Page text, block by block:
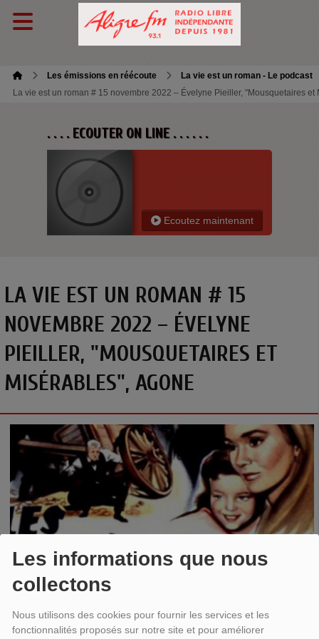
Les informations que nous
collectons
Nous utilisons des cookies pour fournir les services et les
fonctionnalités proposés sur notre site et pour améliorer
Les émissions en réécoute
La vie est un roman - Le podcast
La vie est un roman # 15 novembre 2022 – Évelyne Pieiller, "Mousquetaires et
. . . . ECOUTER ON LINE . . . . . .
Ecoutez maintenant
LA VIE EST UN ROMAN # 15
NOVEMBRE 2022 – ÉVELYNE
PIEILLER, "MOUSQUETAIRES ET
MISÉRABLES", AGONE
Évelyne Pieiller, Mousquetaires et Misérables, Agone.